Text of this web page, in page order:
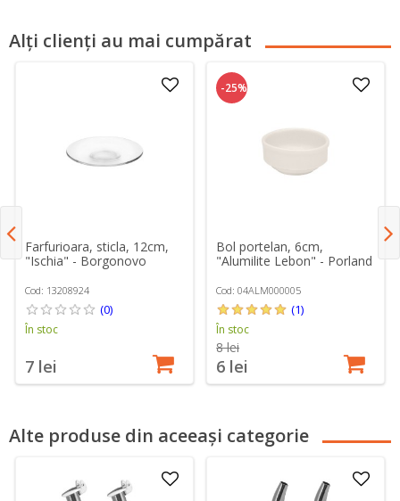
Alți clienți au mai cumpărat
Farfurioara, sticla, 12cm,
"Ischia" - Borgonovo
Cod: 13208924
(0)
În stoc
7 lei
-25%
Bol portelan, 6cm,
"Alumilite Lebon" - Porland
Cod: 04ALM000005
(1)
În stoc
8 lei
6 lei
Alte produse din aceeași categorie